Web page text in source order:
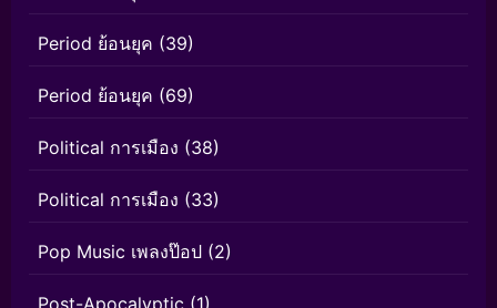
Period ย้อนยุค (39)
Period ย้อนยุค (69)
Political การเมือง (38)
Political การเมือง (33)
Pop Music เพลงป๊อป (2)